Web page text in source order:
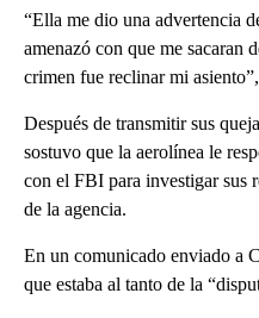
“Ella me dio una advertencia
amenazó con que me
crimen fue reclinar mi
Después de transmitir sus
sostuvo que la aerolínea le
con el FBI para investigar sus
de la agencia.
En un comunicado enviado a
que estaba al tanto de la